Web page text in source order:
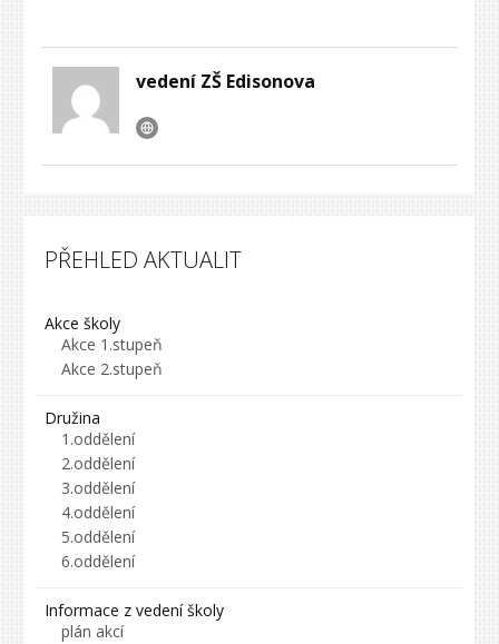
vedení ZŠ Edisonova
PŘEHLED AKTUALIT
Akce školy
Akce 1.stupeň
Akce 2.stupeň
Družina
1.oddělení
2.oddělení
3.oddělení
4.oddělení
5.oddělení
6.oddělení
Informace z vedení školy
plán akcí